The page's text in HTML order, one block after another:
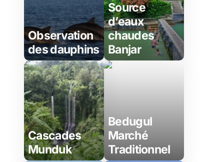
Observation
des dauphins
Source
d’eaux
chaudes
Banjar
Cascades
Munduk
Bedugul
Marché
Traditionnel